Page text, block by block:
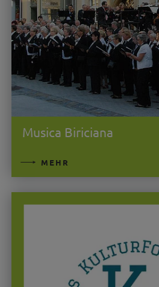
Musica Biriciana
MEHR